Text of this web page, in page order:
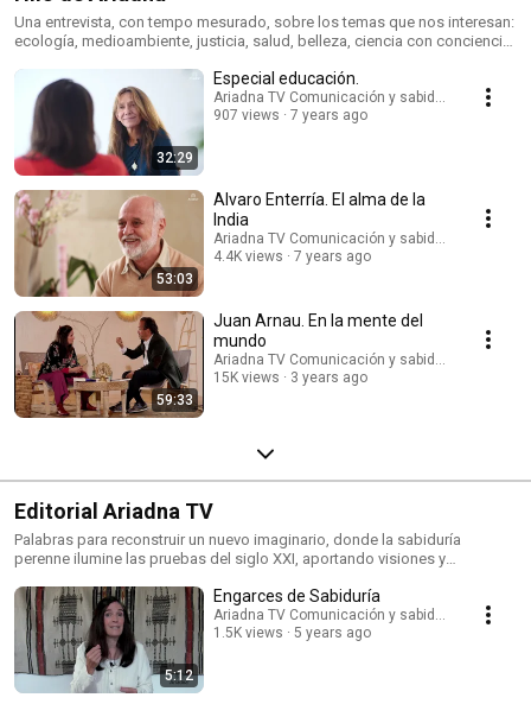
Una entrevista, con tempo mesurado, sobre los temas que nos interesan:
ecología, medioambiente, justicia, salud, belleza, ciencia con conciencia,
Ariadna pretendemos lanzar hilos que nos permitan salir del laberinto
civilizador en el que nos encontramos. Hilos que en muchas ocasiones
nos proponen salir por la única dirección posible, por arriba. Un más allá
por encima de dónde estamos, que nos transforma, nos transfiere, nos
traslada, en este caso, del laberinto actual donde todo parece disolverse,
a un nuevo plano.
32:29
Especial educación.
Ariadna TV Comunicación y sabiduría
907 views
7 years ago
53:03
Alvaro Enterría. El alma de la
India
Ariadna TV Comunicación y sabiduría
4.4K views
7 years ago
59:33
Juan Arnau. En la mente del
mundo
Ariadna TV Comunicación y sabiduría
15K views
3 years ago
Editorial Ariadna TV
Palabras para reconstruir un nuevo imaginario, donde la sabiduría
perenne ilumine las pruebas del siglo XXI, aportando visiones y
5:12
Engarces de Sabiduría
Ariadna TV Comunicación y sabiduría
1.5K views
5 years ago